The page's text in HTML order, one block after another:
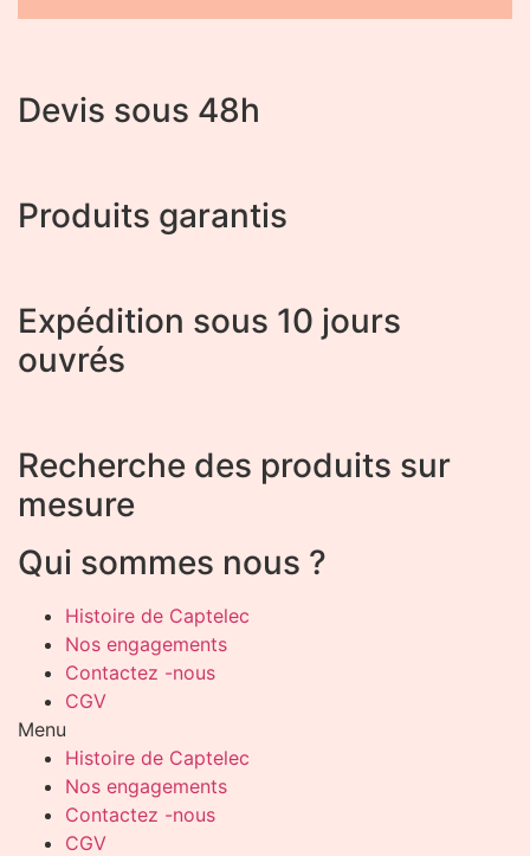
Devis sous 48h
Produits garantis
Expédition sous 10 jours
ouvrés
Recherche des produits sur
mesure
Qui sommes nous ?
Histoire de Captelec
Nos engagements
Contactez -nous
CGV
Menu
Histoire de Captelec
Nos engagements
Contactez -nous
CGV